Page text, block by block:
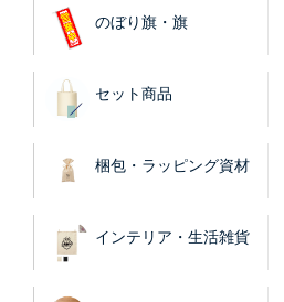
のぼり旗・旗
セット商品
梱包・ラッピング資材
インテリア・生活雑貨